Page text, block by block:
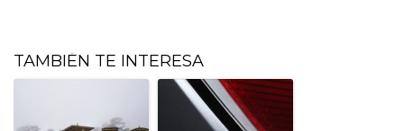
TAMBIÉN TE INTERESA